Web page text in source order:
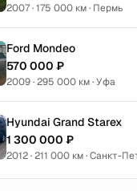
2007 · 175 000 км · Пермь
Ford Mondeo
570 000 ₽
2009 · 295 000 км · Уфа
Hyundai Grand Starex
1 300 000 ₽
2012 · 211 000 км · Санкт-